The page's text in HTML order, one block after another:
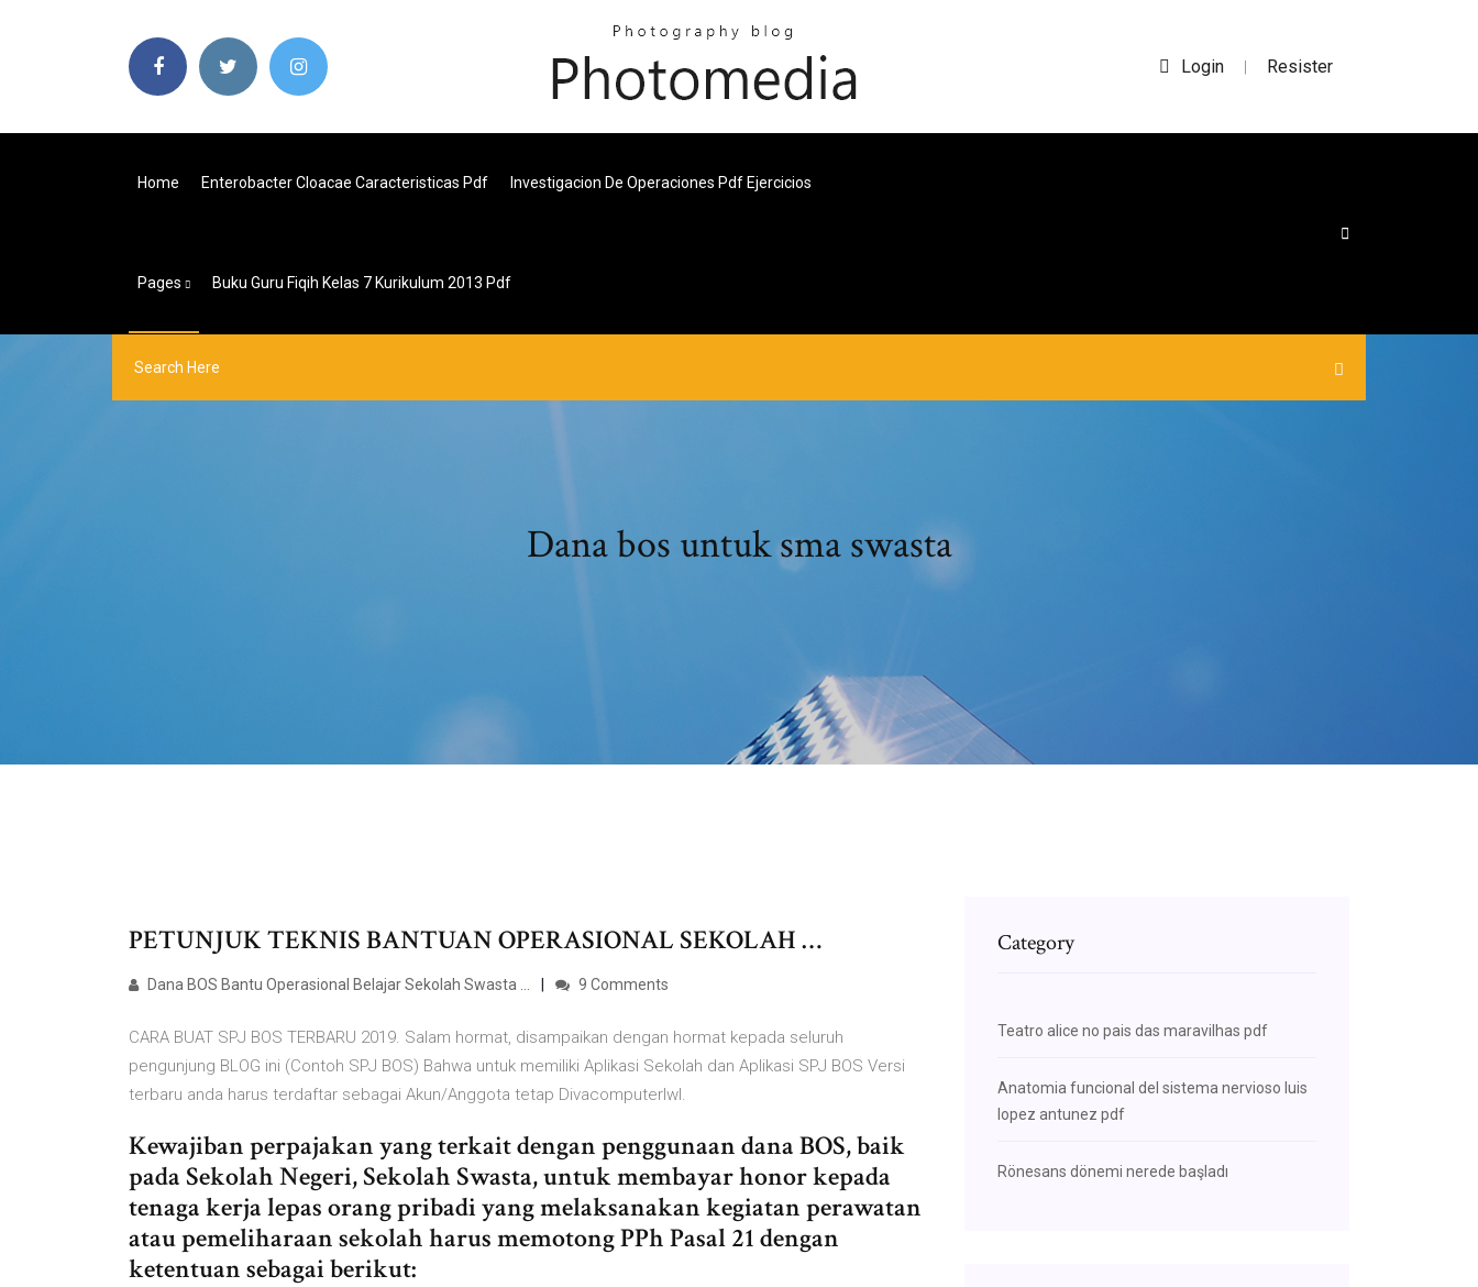
Login | Resister
Home Enterobacter Cloacae Caracteristicas Pdf Investigacion De Operaciones Pdf Ejercicios
Pages Buku Guru Fiqih Kelas 7 Kurikulum 2013 Pdf
Dana bos untuk sma swasta
PETUNJUK TEKNIS BANTUAN OPERASIONAL SEKOLAH …
Dana BOS Bantu Operasional Belajar Sekolah Swasta ... 9 Comments
CARA BUAT SPJ BOS TERBARU 2019. Salam hormat, disampaikan dengan hormat kepada seluruh
pengunjung BLOG ini (Contoh SPJ BOS) Bahwa untuk memiliki Aplikasi Sekolah dan Aplikasi SPJ BOS Versi
terbaru anda harus terdaftar sebagai Akun/Anggota tetap Divacomputerlwl.
Kewajiban perpajakan yang terkait dengan penggunaan dana BOS, baik
pada Sekolah Negeri, Sekolah Swasta, untuk membayar honor kepada
tenaga kerja lepas orang pribadi yang melaksanakan kegiatan perawatan
atau pemeliharaan sekolah harus memotong PPh Pasal 21 dengan
ketentuan sebagai berikut:
Category
Teatro alice no pais das maravilhas pdf
Anatomia funcional del sistema nervioso luis
lopez antunez pdf
Rönesans dönemi nerede başladı